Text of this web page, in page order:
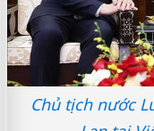
Chủ tịch nước